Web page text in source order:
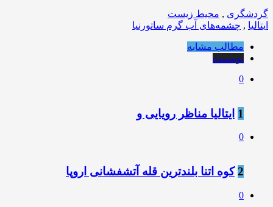
گردشگری , محیط زیست
ایتالیا , چشمه‌های آب گرم ساتورنیا
مطالب مشابه
نویسنده
0
1 ایتالیا مناظر رویایی و
0
2 کوه اتنا بلندترین قله آتشفشانی اروپا
0